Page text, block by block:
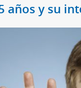
años y su